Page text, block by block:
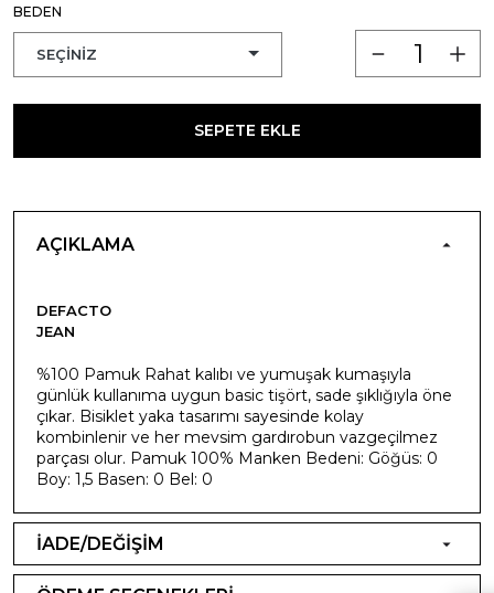
BEDEN
SEPETE EKLE
AÇIKLAMA
DEFACTO
JEAN
%100 Pamuk Rahat kalıbı ve yumuşak kumaşıyla
günlük kullanıma uygun basic tişört, sade şıklığıyla öne
çıkar. Bisiklet yaka tasarımı sayesinde kolay
kombinlenir ve her mevsim gardırobun vazgeçilmez
parçası olur. Pamuk 100% Manken Bedeni: Göğüs: 0
Boy: 1,5 Basen: 0 Bel: 0
İADE/DEĞİŞİM